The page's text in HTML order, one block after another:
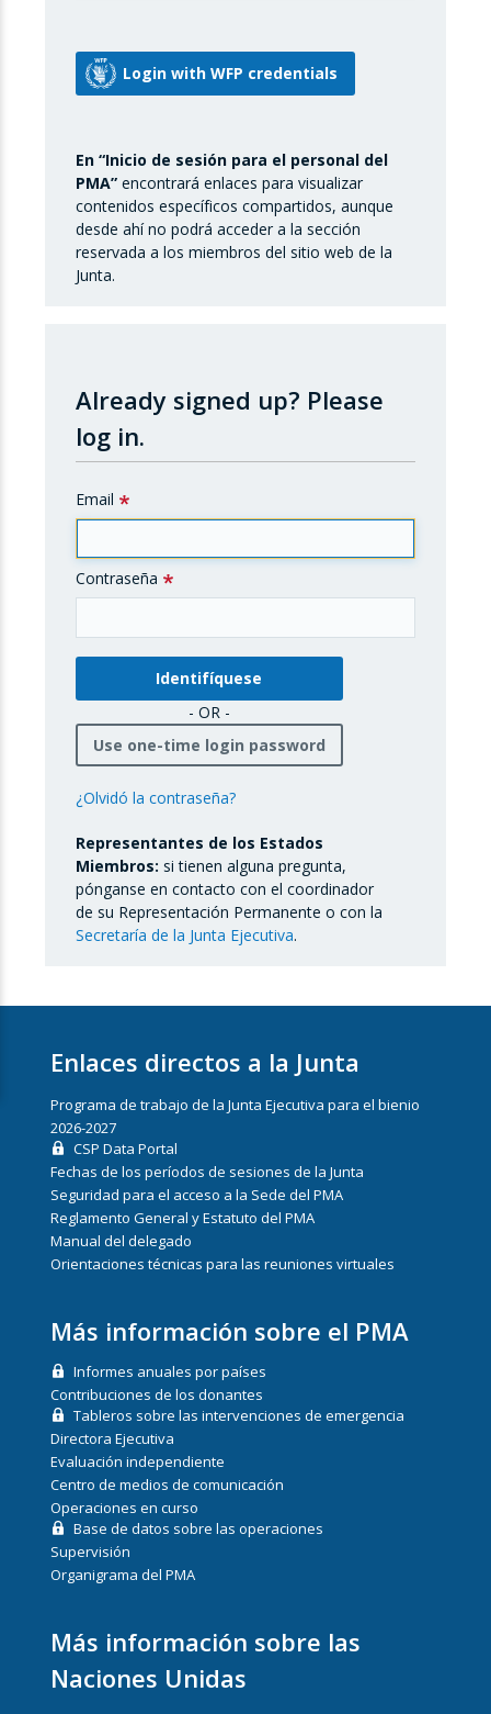
En “Inicio de sesión para el personal del
PMA” encontrará enlaces para visualizar
contenidos específicos compartidos, aunque
desde ahí no podrá acceder a la sección
reservada a los miembros del sitio web de la
Junta.
Already signed up? Please
log in.
Email
Contraseña
- OR -
Use one-time login password
¿Olvidó la contraseña?
Representantes de los Estados
Miembros: si tienen alguna pregunta,
pónganse en contacto con el coordinador
de su Representación Permanente o con la
Secretaría de la Junta Ejecutiva.
Enlaces directos a la Junta
Programa de trabajo de la Junta Ejecutiva para el bienio
2026-2027
CSP Data Portal
Fechas de los períodos de sesiones de la Junta
Seguridad para el acceso a la Sede del PMA
Reglamento General y Estatuto del PMA
Manual del delegado
Orientaciones técnicas para las reuniones virtuales
Más información sobre el PMA
Informes anuales por países
Contribuciones de los donantes
Tableros sobre las intervenciones de emergencia
Directora Ejecutiva
Evaluación independiente
Centro de medios de comunicación
Operaciones en curso
Base de datos sobre las operaciones
Supervisión
Organigrama del PMA
Más información sobre las
Naciones Unidas